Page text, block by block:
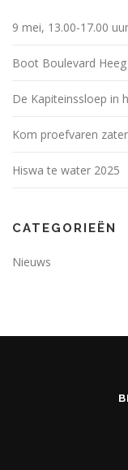
9 mei, 13.00-17.00
Boot Boulevard
De Kapiteinssloep in
Kom proefvaren
Hiswa te water 2025
CATEGORIEËN
Nieuws